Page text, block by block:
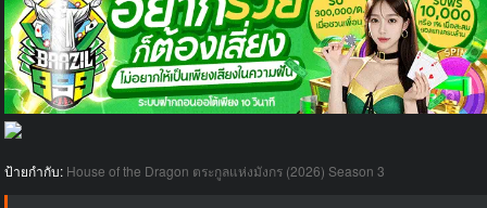
ป้ายกำกับ: House of the Dragon ตระกูลแห่งมังกร (2026) Season 3